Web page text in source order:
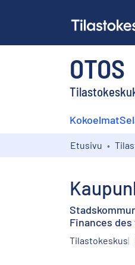
OTOS
Kokoelmat
Etusivu
Finances des
Tilastokeskus